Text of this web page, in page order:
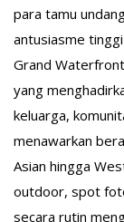
para tamu
antusiasme
Grand
yang
keluarga,
menawarkan
Asian hingga
outdoor, spot
secara rutin